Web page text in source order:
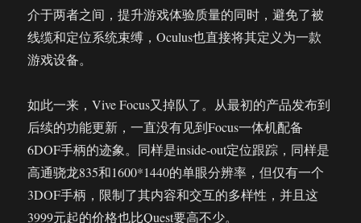
介于两者之间，提升游戏体验质量的同时，避免了被
线缆和定位系统束缚，Oculus也直接将其定义为一款
游戏设备。
如此一来，Vive Focus又掉队了。从最初的产品发布到
后续的功能更新，一直没有见到Focus一体机配备
6DOF手柄的迹象。同样是inside-out定位跟踪，同样是
高通骁龙835和1600*1440的单眼分辨率，但仅有一个
3DOF手柄，限制了其内容和交互的多样性，并且这
3999元起的价格也比Quest要高不少。